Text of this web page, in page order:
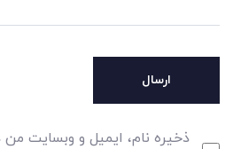
ذخیره نام، ایمیل و وبسایت من